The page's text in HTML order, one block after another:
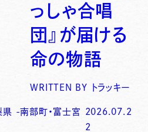
っしゃ合唱
団』が届ける
命の物語
WRITTEN BY トラッキー
県 -南部町・富士宮
2026.07.2
2